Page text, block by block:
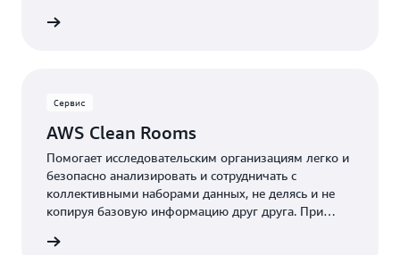
Сервис
AWS Clean Rooms
Помогает исследовательским организациям легко и
безопасно анализировать и сотрудничать с
коллективными наборами данных, не делясь и не
копируя базовую информацию друг друга. При
вместе с другими исследователями с помощью